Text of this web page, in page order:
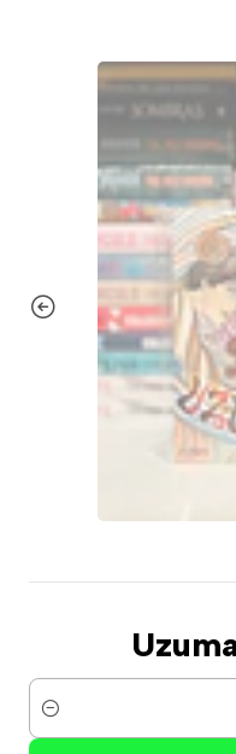
Cantidad